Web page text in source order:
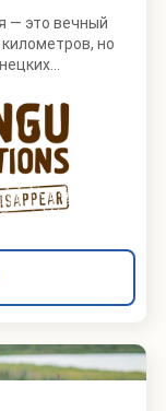
— это вечный
но
маленького
пяти человек,
зависит
кочует по
себя называют
бытом и